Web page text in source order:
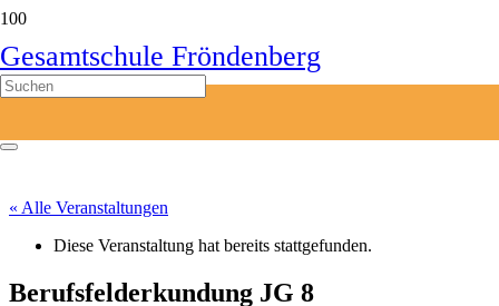
Gesamtschule Fröndenberg
« Alle Veranstaltungen
Diese Veranstaltung hat bereits stattgefunden.
Berufsfelderkundung JG 8